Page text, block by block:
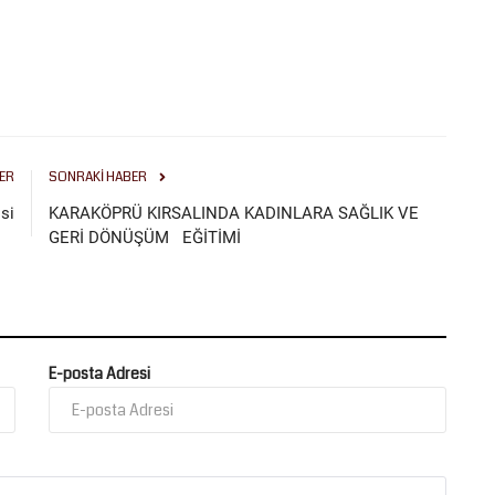
SONRAKI HABER
KARAKÖPRÜ KIRSALINDA KADINLARA SAĞLIK VE
GERİ DÖNÜŞÜM EĞİTİMİ
E-posta Adresi